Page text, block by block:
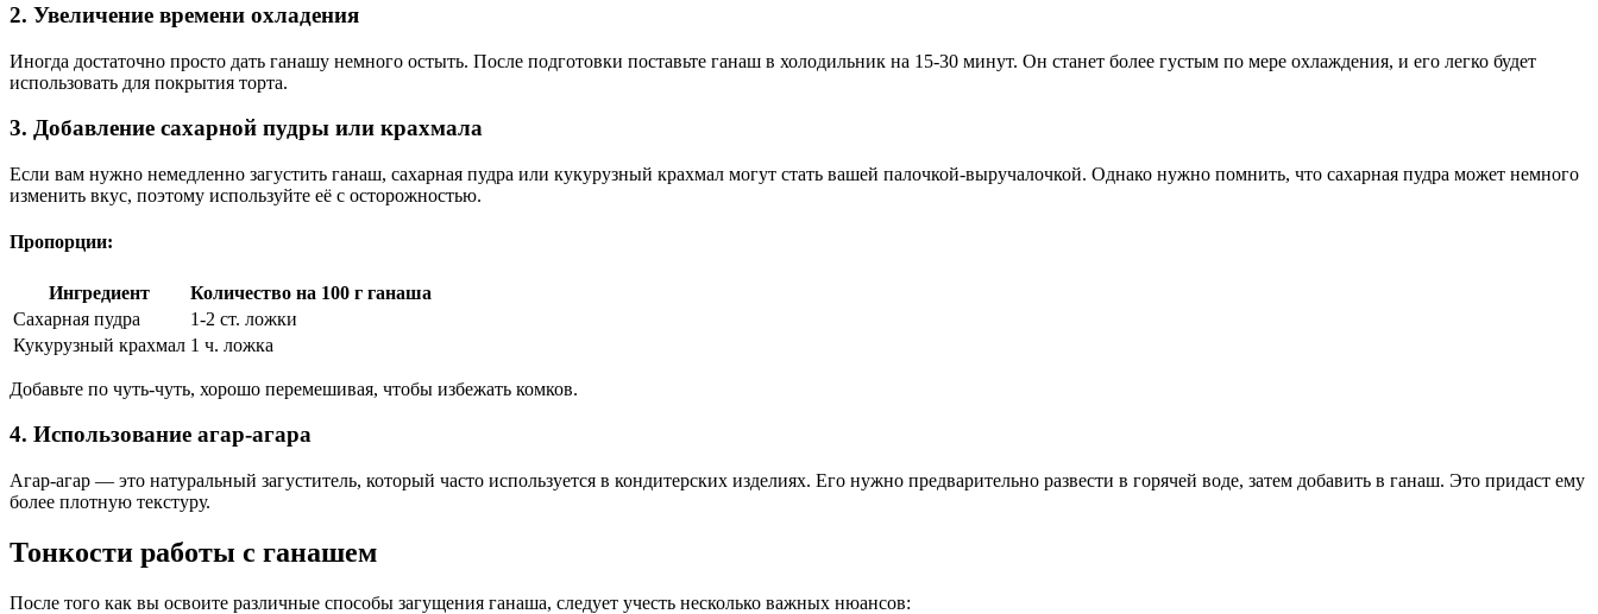
2. Увеличение времени охладения
Иногда достаточно просто дать ганашу немного остыть. После подготовки поставьте ганаш в холодильник на 15-30 минут. Он станет более густым по мере охлаждения, и его легко будет
использовать для покрытия торта.
3. Добавление сахарной пудры или крахмала
Если вам нужно немедленно загустить ганаш, сахарная пудра или кукурузный крахмал могут стать вашей палочкой-выручалочкой. Однако нужно помнить, что сахарная пудра может немного
изменить вкус, поэтому используйте её с осторожностью.
Пропорции:
Ингредиент
Количество на 100 г ганаша
Сахарная пудра
1-2 ст. ложки
Кукурузный крахмал 1 ч. ложка
Добавьте по чуть-чуть, хорошо перемешивая, чтобы избежать комков.
4. Использование агар-агара
Агар-агар — это натуральный загуститель, который часто используется в кондитерских изделиях. Его нужно предварительно развести в горячей воде, затем добавить в ганаш. Это придаст ему
более плотную текстуру.
Тонкости работы с ганашем
После того как вы освоите различные способы загущения ганаша, следует учесть несколько важных нюансов: